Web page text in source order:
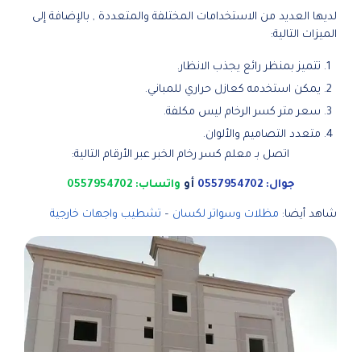
لديها العديد من الاستخدامات المختلفة والمتعددة , بالإضافة إلى
الميزات التالية:
تتميز بمنظر رائع يجذب الانظار.
يمكن استخدمه كعازل حراري للمباني.
سعر متر كسر الرخام ليس مكلفة.
متعدد التصاميم والألوان.
اتصل بـ معلم كسر رخام الخبر عبر الأرقام التالية:
جوال: 0557954702 أو واتساب: 0557954702
شاهد أيضا: مظلات وسواتر لكسان – تشطيب واجهات خارجية